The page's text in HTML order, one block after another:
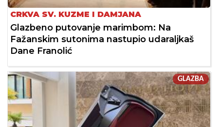
CRKVA SV. KUZME I DAMJANA
Glazbeno putovanje marimbom: Na
Fažanskim sutonima nastupio udaraljkaš
Dane Franolić
GLAZBA